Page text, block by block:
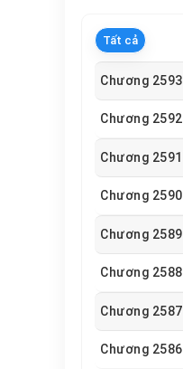
Tất cả
Chương 2593
Chương 2592
Chương 2591
Chương 2590
Chương 2589
Chương 2588
Chương 2587
Chương 2586